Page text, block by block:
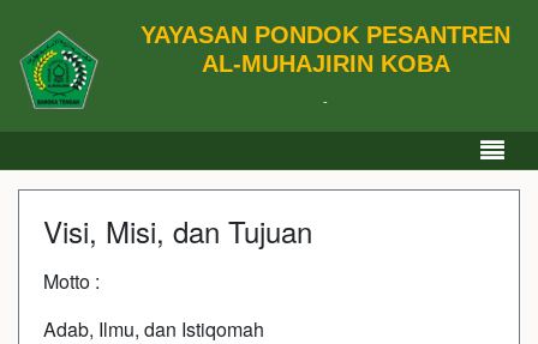
YAYASAN PONDOK PESANTREN
AL-MUHAJIRIN KOBA
-
Visi, Misi, dan Tujuan
Motto :
Adab, Ilmu, dan Istiqomah